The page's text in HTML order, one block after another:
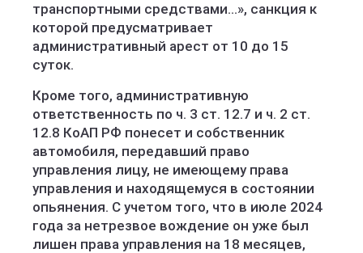
транспортными средствами…», санкция к
которой предусматривает
административный арест от 10 до 15
суток.
Кроме того, административную
ответственность по ч. 3 ст. 12.7 и ч. 2 ст.
12.8 КоАП РФ понесет и собственник
автомобиля, передавший право
управления лицу, не имеющему права
управления и находящемуся в состоянии
опьянения. С учетом того, что в июле 2024
года за нетрезвое вождение он уже был
лишен права управления на 18 месяцев,